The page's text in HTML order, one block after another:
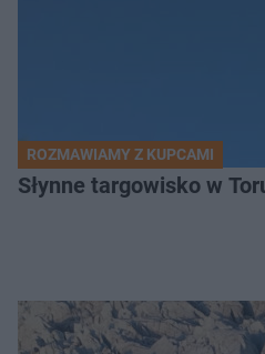
ROZMAWIAMY Z KUPCAMI
Słynne targowisko w